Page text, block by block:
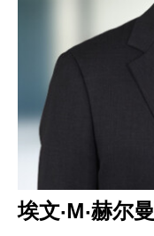
埃文·M·赫尔曼